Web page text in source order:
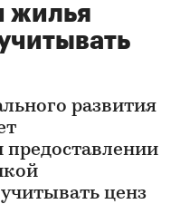
жилья
развития
ценз